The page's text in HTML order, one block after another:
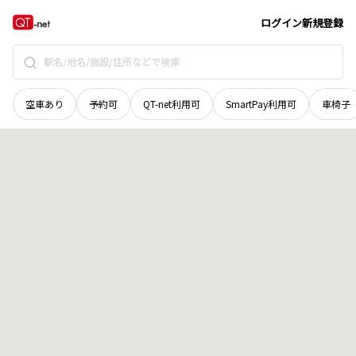
ログイン新規登録
空車あり 予約可 QT-net利用可 SmartPay利用可 車椅子
秋田県